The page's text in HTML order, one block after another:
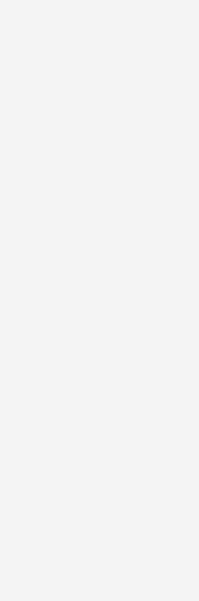
der Mitarbeiter
Jeder einzelne ist
und damit zum
Kleidung zur
nach der
stehen zur Auswahl:
Kaufvariante
sollten vor ihrer
entscheiden,
Aufgabe.
für ihre
an die